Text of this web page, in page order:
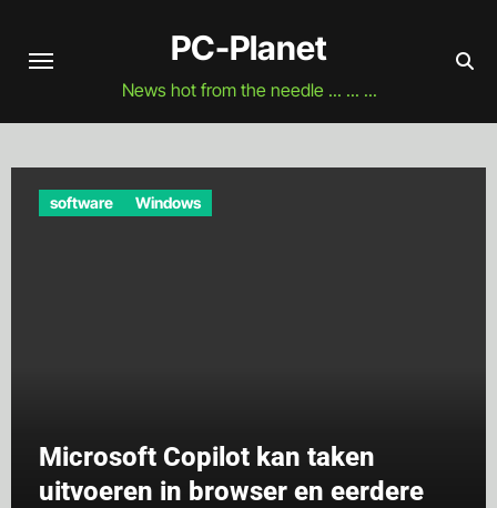
PC-Planet
News hot from the needle ... ... ...
software Windows
Microsoft Copilot kan taken
uitvoeren in browser en eerdere